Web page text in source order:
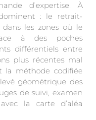
d’expertise. À
: le retrait-
les zones où le
à des poches
différentiels entre
plus récentes mal
la méthode codifiée
géométrique des
de suivi, examen
la carte d’aléa